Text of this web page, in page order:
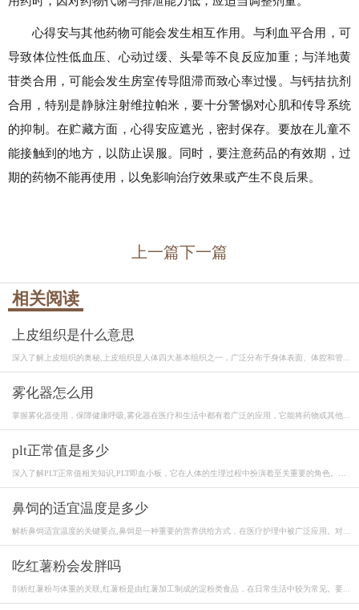
心得安与其他药物可能会发生相互作用。与利血平合用，可
导致体位性低血压、心动过缓、头晕等不良反应加重；与洋地黄
苷类合用，可能会发生房室传导阻滞而致心率过慢。与钙拮抗剂
合用，特别是静脉注射维拉帕米，要十分警惕对心肌和传导系统
的抑制。在贮藏方面，心得安应遮光，密封保存。要放在儿童不
能接触到的地方，以防止误服。同时，要注意药品的有效期，过
期的药物不能再使用，以免影响治疗效果或产生不良后果。
上一篇下一篇
相关阅读
上皮组织是什么意思
深入了解上皮组织的奥秘,上皮组织是人体四大基本组织之一，广泛分布于身体表面、体腔和管...
雾化器怎么用
掌握雾化器使用，保障健康呼吸,雾化器在医疗和生活中都有着广泛的应用，它能将药物或其他...
plt正常值是多少
深入了解PLT正常值相关知识,PLT即血小板，它在人体的生理过程中扮演着至关重要的角色。血
鼻饲的适宜温度是多少
解析鼻饲适宜温度的关键要点,鼻饲是一种重要的营养供给方式，在医疗护理中被广泛应用。对...
吃红薯粉会发胖吗
剖析红薯粉与体重的关联,红薯粉是由红薯加工制成的淀粉类食品，在日常生活中较为常见。要...